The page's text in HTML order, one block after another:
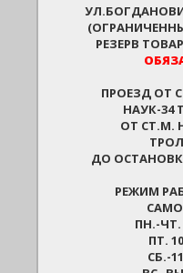
РЕЗЕРВ
ПРОЕЗД ОТ
НАУК-34
ОТ СТ.М.
ДО
РЕЖИМ
ПН.-ЧТ.
ПТ.
СБ.-